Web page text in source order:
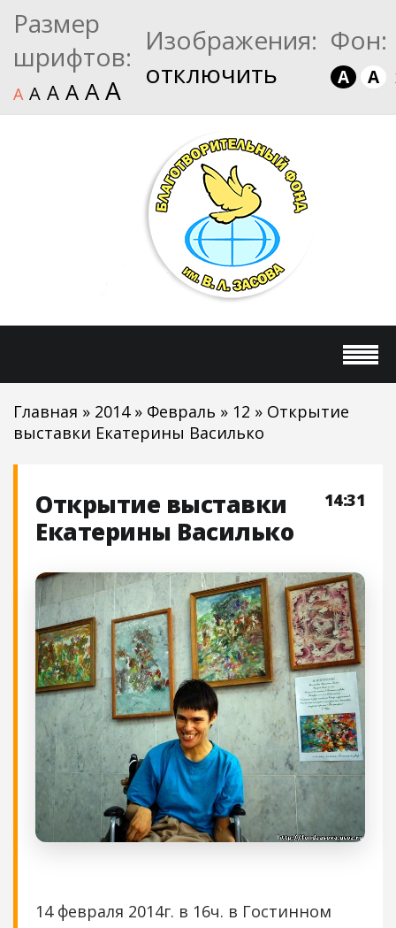
Размер
шрифтов:
A A A A AA
Изображения:
отключить
Фон:
A A
Главная » 2014 » Февраль » 12 » Открытие
выставки Екатерины Василько
14:31
Открытие выставки
Екатерины Василько
14 февраля 2014г. в 16ч. в Гостинном